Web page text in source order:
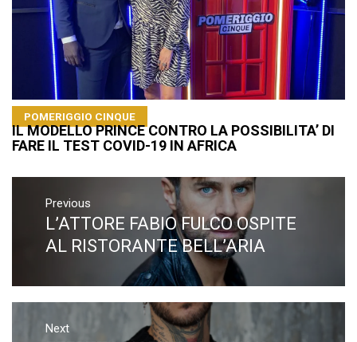
POMERIGGIO CINQUE
IL MODELLO PRINCE CONTRO LA POSSIBILITA’ DI
FARE IL TEST COVID-19 IN AFRICA
Navigazione
articoli
Previous
Previous
post:
L’ATTORE FABIO FULCO OSPITE
AL RISTORANTE BELL’ARIA
Next